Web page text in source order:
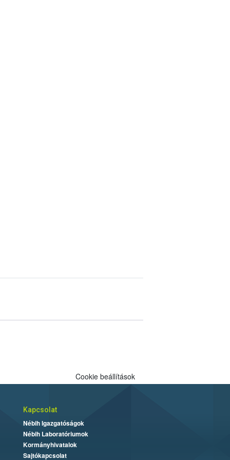
Cookie beállítások
Kapcsolat
Nébih Igazgatóságok
Nébih Laboratóriumok
Kormányhivatalok
Sajtókapcsolat